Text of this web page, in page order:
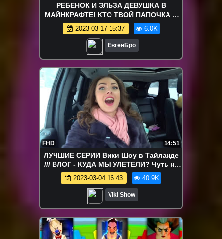
РЕБЕНОК И ЭЛЬЗА ДЕВУШКА В
МАЙНКРАФТЕ! КТО ТВОЙ ПАПОЧКА В
MINECRAFT! ДЕТИ В МАЙНКРАФТ! МИР
ДЕТЕЙ!
2023-03-17 15:37 6.0K
ЕвгенБро
FHD 14:51
ЛУЧШИЕ СЕРИИ Вики Шоу в Тайланде
/// ВЛОГ - КУДА МЫ УЛЕТЕЛИ? Чуть не
ОПОЗДАЛИ на Самолет Новогодние
Каникулы на Пляже Влог / Вики Шоу
2023-03-04 16:43 40.9K
Viki Show